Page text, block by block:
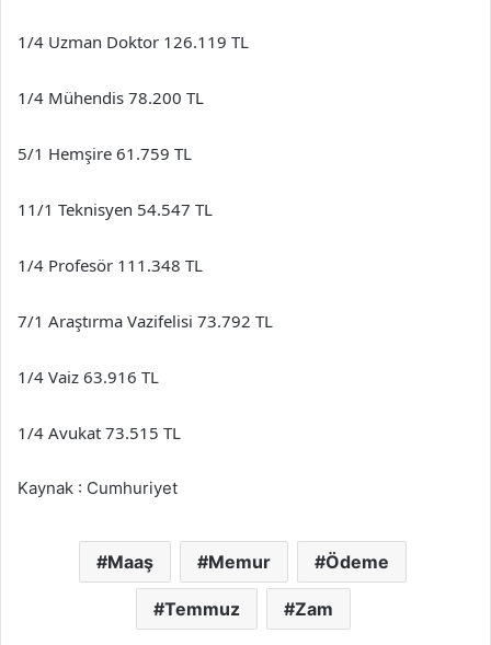
1/4 Uzman Doktor 126.119 TL
1/4 Mühendis 78.200 TL
5/1 Hemşire 61.759 TL
11/1 Teknisyen 54.547 TL
1/4 Profesör 111.348 TL
7/1 Araştırma Vazifelisi 73.792 TL
1/4 Vaiz 63.916 TL
1/4 Avukat 73.515 TL
Kaynak : Cumhuriyet
Maaş Memur Ödeme
Temmuz Zam